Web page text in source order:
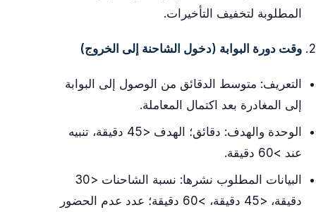
المطلوبة لتخفيف التأخيرات.
وقت دورة البوابة (دخول الشاحنة إلى الخروج)
التعريف: متوسط ​​الدقائق من الوصول إلى البوابة
إلى المغادرة بعد اكتمال المعاملة.
الوحدة والهدف: دقائق؛ الهدف <45 دقيقة، تنبيه
عند >60 دقيقة.
البيانات المطلوب نشرها: نسبة الشاحنات <30
دقيقة، <45 دقيقة، >60 دقيقة؛ عدد عدم الحضور